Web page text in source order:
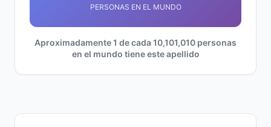
PERSONAS EN EL MUNDO
Aproximadamente 1 de cada 10,101,010 personas
en el mundo tiene este apellido